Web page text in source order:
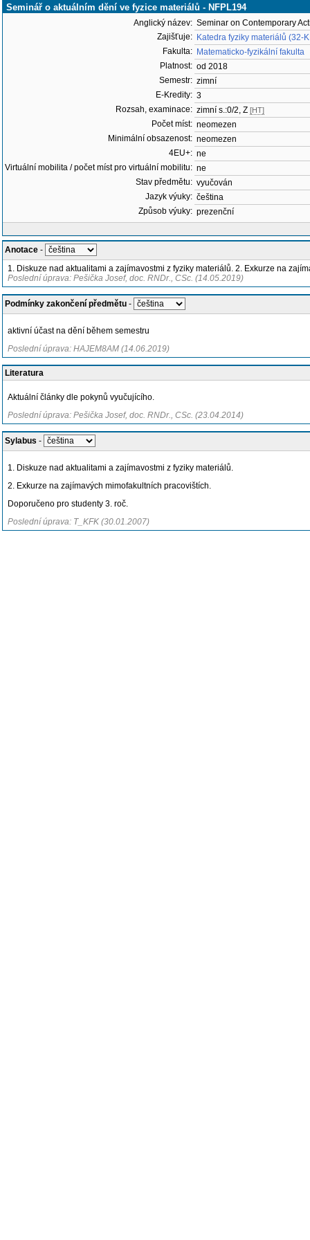
Seminář o aktuálním dění ve fyzice materiálů - NFPL194
Anglický název: Seminar on Contemporary
Zajišťuje: Katedra fyziky materiálů (32-
Fakulta: Matematicko-fyzikální fakulta
Platnost: od 2018
Semestr: zimní
E-Kredity: 3
Rozsah, examinace: zimní s.:0/2, Z [HT]
Počet míst: neomezen
Minimální obsazenost: neomezen
4EU+: ne
Virtuální mobilita / počet míst pro virtuální mobilitu: ne
Stav předmětu: vyučován
Jazyk výuky: čeština
Způsob výuky: prezenční
Anotace -
1. Diskuze nad aktualitami a zajímavostmi z fyziky materiálů. 2. Exkurze na
Poslední úprava: Pešička Josef, doc. RNDr., CSc. (14.05.2019)
Podmínky zakončení předmětu -
aktivní účast na dění během semestru
Poslední úprava: HAJEM8AM (14.06.2019)
Literatura
Aktuální články dle pokynů vyučujícího.
Poslední úprava: Pešička Josef, doc. RNDr., CSc. (23.04.2014)
Sylabus -
1. Diskuze nad aktualitami a zajímavostmi z fyziky materiálů.
2. Exkurze na zajímavých mimofakultních pracovištích.
Doporučeno pro studenty 3. roč.
Poslední úprava: T_KFK (30.01.2007)